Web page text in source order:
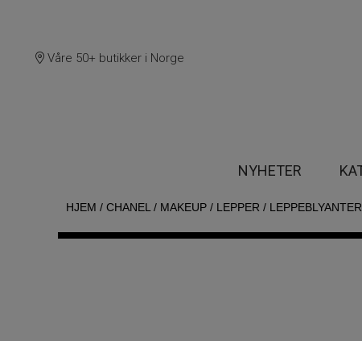
Våre 50+ butikker i Norge
NYHETER
HJEM / CHANEL / MAKEUP / LEPPER / LEPPEBLYANTER